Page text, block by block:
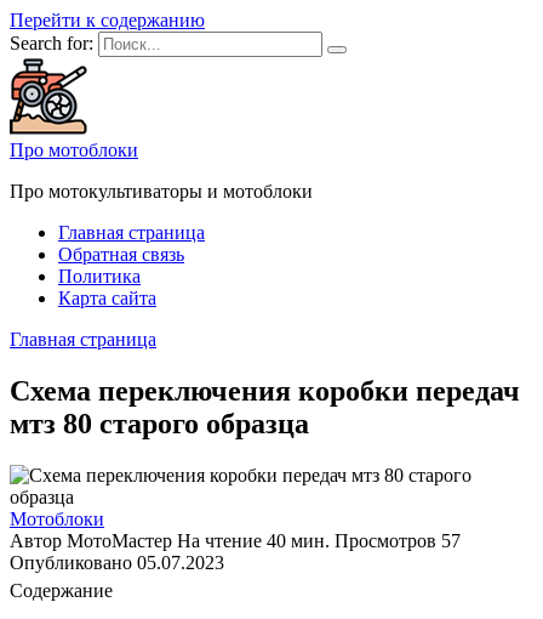
Перейти к содержанию
Search for:
Про мотоблоки
Про мотокультиваторы и мотоблоки
Главная страница
Обратная связь
Политика
Карта сайта
Главная страница
Схема переключения коробки передач
мтз 80 старого образца
Мотоблоки
Автор МотоМастер На чтение 40 мин. Просмотров 57
Опубликовано 05.07.2023
Содержание